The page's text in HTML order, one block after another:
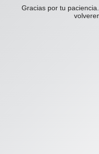
Gracias por tu